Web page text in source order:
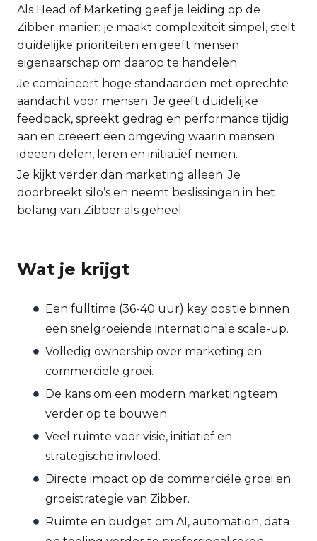
Als Head of Marketing geef je leiding op de
Zibber-manier: je maakt complexiteit simpel, stelt
duidelijke prioriteiten en geeft mensen
eigenaarschap om daarop te handelen.
Je combineert hoge standaarden met oprechte
aandacht voor mensen. Je geeft duidelijke
feedback, spreekt gedrag en performance tijdig
aan en creëert een omgeving waarin mensen
ideeën delen, leren en initiatief nemen.
Je kijkt verder dan marketing alleen. Je
doorbreekt silo’s en neemt beslissingen in het
belang van Zibber als geheel.
Wat je krijgt
Een fulltime (36-40 uur) key positie binnen
een snelgroeiende internationale scale-up.
Volledig ownership over marketing en
commerciële groei.
De kans om een modern marketingteam
verder op te bouwen.
Veel ruimte voor visie, initiatief en
strategische invloed.
Directe impact op de commerciële groei en
groeistrategie van Zibber.
Ruimte en budget om AI, automation, data